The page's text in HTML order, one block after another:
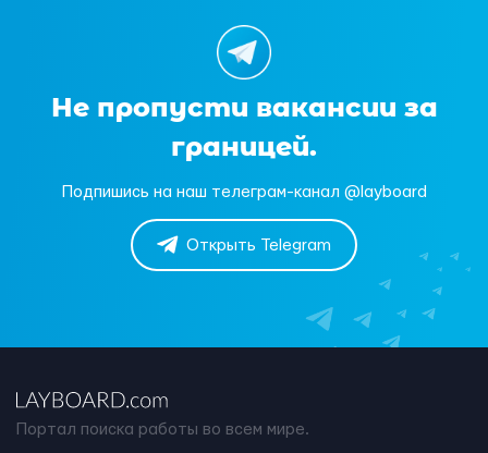
Не пропусти вакансии за
границей.
Подпишись на наш телеграм-канал @layboard
Открыть Telegram
Портал поиска работы во всем мире.